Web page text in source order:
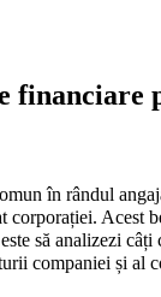
în rândul
corporației. Acest
să analizezi
companiei și al